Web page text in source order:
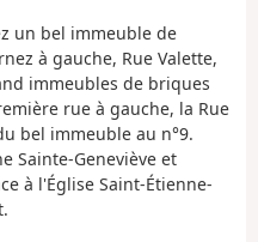
un bel immeuble de
à gauche, Rue Valette,
immeubles de briques
rue à gauche, la Rue
bel immeuble au n°9.
Sainte-Geneviève et
à l'Église Saint-Étienne-